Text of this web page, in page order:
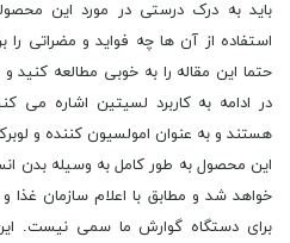
باید به درک درستی در مورد این
استفاده از آن ها چه فواید و مضراتی
حتما این مقاله را به خوبی مطالعه
در ادامه به کاربرد لسیتین اشاره می
هستند و به عنوان امولسیون کننده و
این محصول به طور کامل به وسیله بدن
خواهد شد و مطابق با اعلام سازمان غذا و
برای دستگاه گوارش ما سمی نیست.